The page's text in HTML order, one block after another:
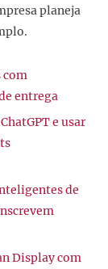
planeja
com
entrega
e usar
de
Display com